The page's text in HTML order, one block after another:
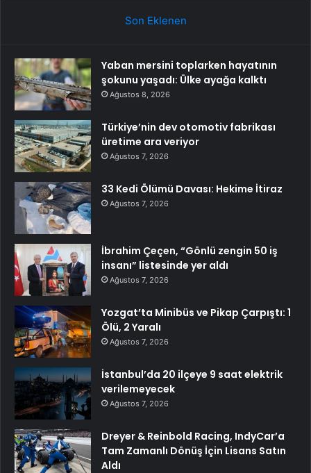
Son Eklenen
Yaban mersini toplarken hayatının
şokunu yaşadı: Ülke ayağa kalktı
Ağustos 8, 2026
Türkiye’nin dev otomotiv fabrikası
üretime ara veriyor
Ağustos 7, 2026
33 Kedi Ölümü Davası: Hekime İtiraz
Ağustos 7, 2026
İbrahim Çeçen, “Gönlü zengin 50 iş
insanı” listesinde yer aldı
Ağustos 7, 2026
Yozgat’ta Minibüs ve Pikap Çarpıştı: 1
Ölü, 2 Yaralı
Ağustos 7, 2026
İstanbul’da 20 ilçeye 9 saat elektrik
verilemeyecek
Ağustos 7, 2026
Dreyer & Reinbold Racing, IndyCar’a
Tam Zamanlı Dönüş İçin Lisans Satın
Aldı